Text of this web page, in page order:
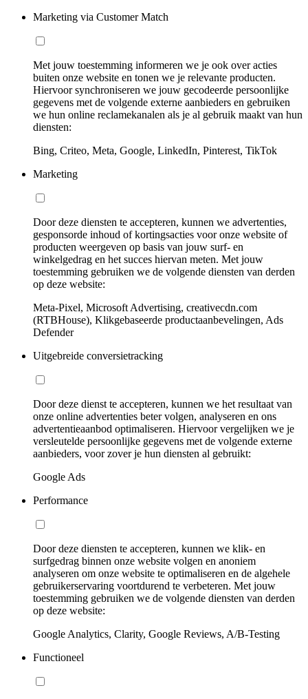
Marketing via Customer Match
Met jouw toestemming informeren we je ook over acties
buiten onze website en tonen we je relevante producten.
Hiervoor synchroniseren we jouw gecodeerde persoonlijke
gegevens met de volgende externe aanbieders en gebruiken
we hun online reclamekanalen als je al gebruik maakt van hun
diensten:
Bing, Criteo, Meta, Google, LinkedIn, Pinterest, TikTok
Marketing
Door deze diensten te accepteren, kunnen we advertenties,
gesponsorde inhoud of kortingsacties voor onze website of
producten weergeven op basis van jouw surf- en
winkelgedrag en het succes hiervan meten. Met jouw
toestemming gebruiken we de volgende diensten van derden
op deze website:
Meta-Pixel, Microsoft Advertising, creativecdn.com
(RTBHouse), Klikgebaseerde productaanbevelingen, Ads
Defender
Uitgebreide conversietracking
Door deze dienst te accepteren, kunnen we het resultaat van
onze online advertenties beter volgen, analyseren en ons
advertentieaanbod optimaliseren. Hiervoor vergelijken we je
versleutelde persoonlijke gegevens met de volgende externe
aanbieders, voor zover je hun diensten al gebruikt:
Google Ads
Performance
Door deze diensten te accepteren, kunnen we klik- en
surfgedrag binnen onze website volgen en anoniem
analyseren om onze website te optimaliseren en de algehele
gebruikerservaring voortdurend te verbeteren. Met jouw
toestemming gebruiken we de volgende diensten van derden
op deze website:
Google Analytics, Clarity, Google Reviews, A/B-Testing
Functioneel